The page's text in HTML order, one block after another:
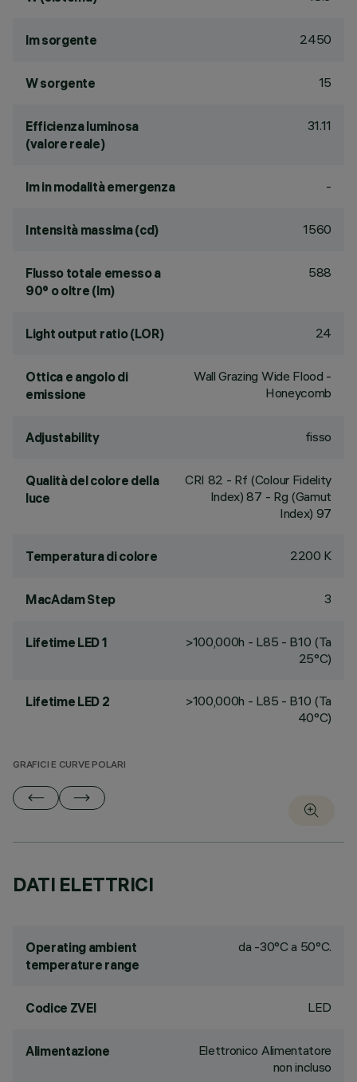
lm sorgente 2450
W sorgente 15
Efficienza luminosa
(valore reale)
31.11
lm in modalità emergenza -
Intensità massima (cd) 1560
Flusso totale emesso a
90° o oltre (lm)
588
Light output ratio (LOR) 24
Ottica e angolo di
emissione
Wall Grazing Wide Flood -
Honeycomb
Adjustability fisso
Qualità del colore della
luce
CRI 82 - Rf (Colour Fidelity
Index) 87 - Rg (Gamut
Index) 97
Temperatura di colore 2200 K
MacAdam Step 3
Lifetime LED 1
>100,000h - L85 - B10 (Ta
25°C)
Lifetime LED 2
>100,000h - L85 - B10 (Ta
40°C)
GRAFICI E CURVE POLARI
DATI ELETTRICI
Operating ambient
temperature range
da -30°C a 50°C.
Codice ZVEI LED
Alimentazione
Elettronico Alimentatore
non incluso